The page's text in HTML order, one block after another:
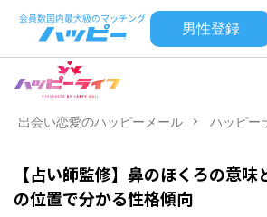
男性登録
出会い恋愛のハッピーメール ハッピー
【占い師監修】鼻のほくろの意味
の位置で分かる性格傾向